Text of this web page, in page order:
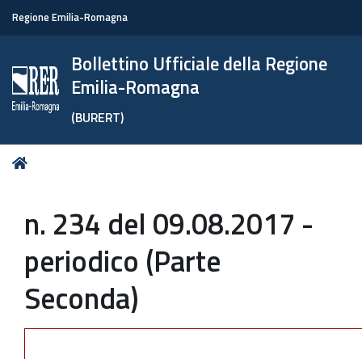
Regione Emilia-Romagna
Bollettino Ufficiale della Regione
Emilia-Romagna
(BURERT)
Tu
n. 234 del 09.08.2017 -
periodico (Parte
Seconda)